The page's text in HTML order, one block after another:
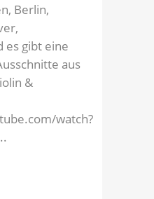
Berlin,
es gibt eine
aus
&
watch?